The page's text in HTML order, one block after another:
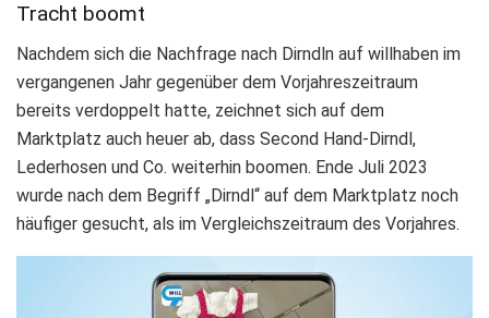
Tracht boomt
Nachdem sich die Nachfrage nach Dirndln auf willhaben im
vergangenen Jahr gegenüber dem Vorjahreszeitraum
bereits verdoppelt hatte, zeichnet sich auf dem
Marktplatz auch heuer ab, dass Second Hand-Dirndl,
Lederhosen und Co. weiterhin boomen. Ende Juli 2023
wurde nach dem Begriff „Dirndl“ auf dem Marktplatz noch
häufiger gesucht, als im Vergleichszeitraum des Vorjahres.